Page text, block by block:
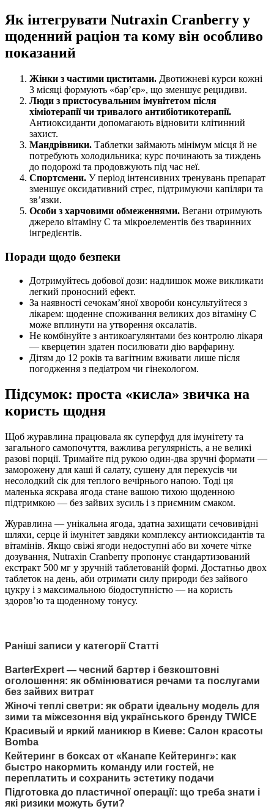
Як інтегрувати Nutraxin Cranberry у
щоденний раціон та кому він особливо
показаний
Жінки з частими циститами. Двотижневі курси кожні
3 місяці формують «бар’єр», що зменшує рецидиви.
Люди з пристосувальним імунітетом після
хіміотерапії чи тривалого антибіотикотерапії.
Антиоксиданти допомагають відновити клітинний
захист.
Мандрівники. Таблетки займають мінімум місця й не
потребують холодильника; курс починають за тиждень
до подорожі та продовжують під час неї.
Спортсмени. У період інтенсивних тренувань препарат
зменшує оксидативний стрес, підтримуючи капіляри та
зв’язки.
Особи з харчовими обмеженнями. Вегани отримують
джерело вітаміну C та мікроелементів без тваринних
інгредієнтів.
Поради щодо безпеки
Дотримуйтесь добової дози: надлишок може викликати
легкий проносний ефект.
За наявності сечокам’яної хвороби консультуйтеся з
лікарем: щоденне споживання великих доз вітаміну C
може вплинути на утворення оксалатів.
Не комбінуйте з антикоагулянтами без контролю лікаря
— кверцетин здатен посилювати дію варфарину.
Дітям до 12 років та вагітним вживати лише після
погодження з педіатром чи гінекологом.
Підсумок: проста «кисла» звичка на
користь щодня
Щоб журавлина працювала як суперфуд для імунітету та
загального самопочуття, важлива регулярність, а не великі
разові порції. Тримайте під рукою один-два зручні формати —
заморожену для каші й салату, сушену для перекусів чи
несолодкий сік для теплого вечірнього напою. Тоді ця
маленька яскрава ягода стане вашою тихою щоденною
підтримкою — без зайвих зусиль і з приємним смаком.
Журавлина — унікальна ягода, здатна захищати сечовивідні
шляхи, серце й імунітет завдяки комплексу антиоксидантів та
вітамінів. Якщо свіжі ягоди недоступні або ви хочете чітке
дозування, Nutraxin Cranberry пропонує стандартизований
екстракт 500 мг у зручній таблетованій формі. Достатньо двох
таблеток на день, аби отримати силу природи без зайвого
цукру і з максимальною біодоступністю — на користь
здоров’ю та щоденному тонусу.
Раніші записи у категорії Статті
BarterExpert — чесний бартер і безкоштовні
оголошення: як обмінюватися речами та послугами
без зайвих витрат
Жіночі теплі светри: як обрати ідеальну модель для
зими та міжсезоння від українського бренду TWICE
Красивый и яркий маникюр в Киеве: Салон красоты
Bomba
Кейтеринг в боксах от «Канапе Кейтеринг»: как
быстро накормить команду или гостей, не
переплатить и сохранить эстетику подачи
Підготовка до пластичної операції: що треба знати і
які ризики можуть бути?